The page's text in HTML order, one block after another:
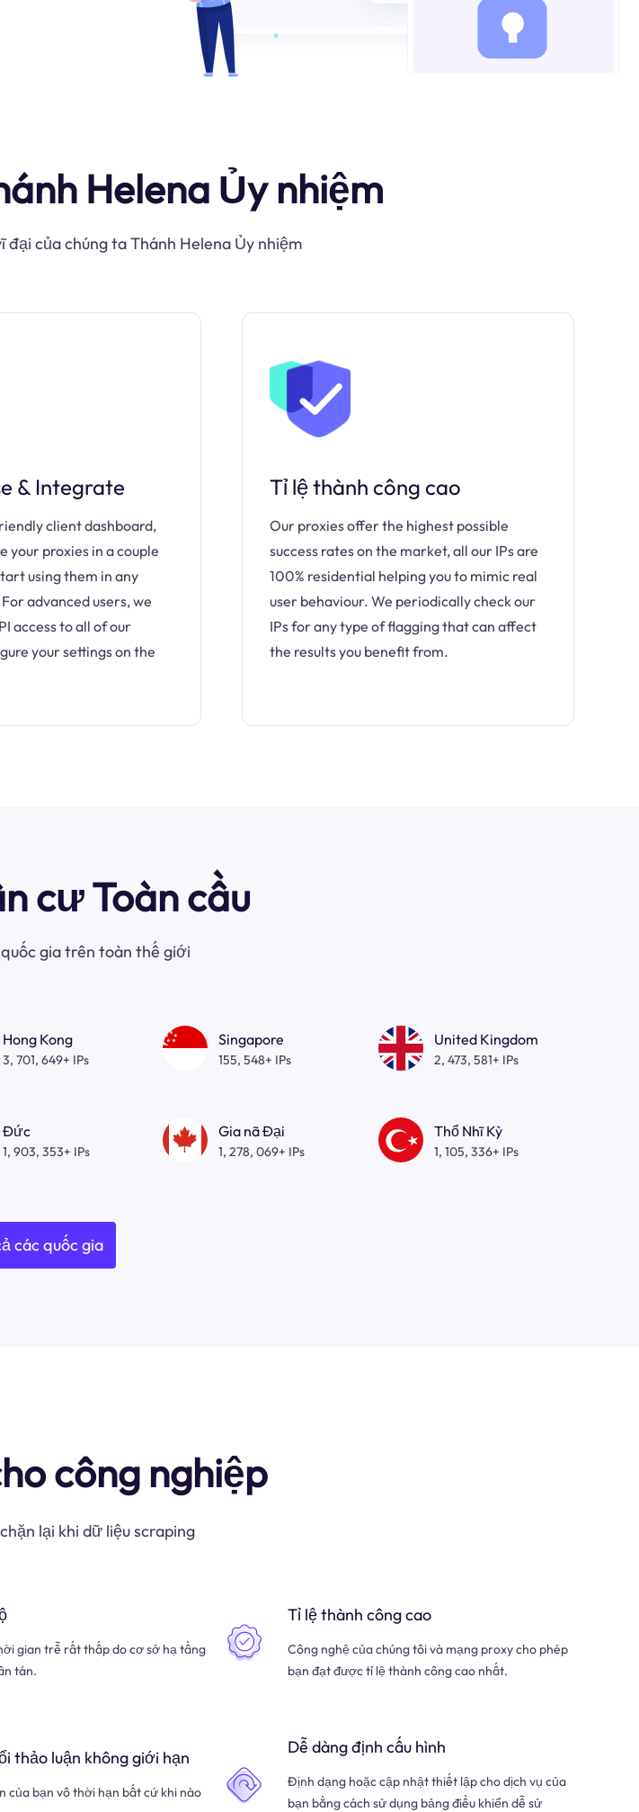
Helena Ủy nhiệm
đại của chúng ta Thánh Helena Ủy nhiệm
& Integrate
client dashboard,
your proxies in a couple
using them in any
advanced users, we
access to all of our
your settings on the
Tỉ lệ thành công cao
Our proxies offer the highest possible
success rates on the market, all our IPs are
100% residential helping you to mimic real
user behaviour. We periodically check our
IPs for any type of flagging that can affect
the results you benefit from.
cư Toàn cầu
gia trên toàn thế giới
Hong Kong
3, 701, 649+ IPs
Singapore
155, 548+ IPs
United Kingdom
2, 473, 581+ IPs
Đức
1, 903, 353+ IPs
Gia nã Đại
1, 278, 069+ IPs
Thổ Nhĩ Kỳ
1, 105, 336+ IPs
các quốc gia
công nghiệp
lại khi dữ liệu scraping
gian trễ rất thấp do cơ sở hạ tầng
tán.
Tỉ lệ thành công cao
Công nghệ của chúng tôi và mạng proxy cho phép
bạn đạt được tỉ lệ thành công cao nhất.
thảo luận không giới hạn
của bạn vô thời hạn bất cứ khi nào
Dễ dàng định cấu hình
Định dạng hoặc cập nhật thiết lập cho dịch vụ của
bạn bằng cách sử dụng bảng điều khiển dễ sử